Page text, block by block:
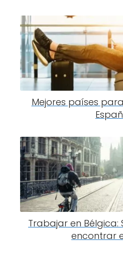
Mejores países
Trabajar en Bélgica:
encontrar